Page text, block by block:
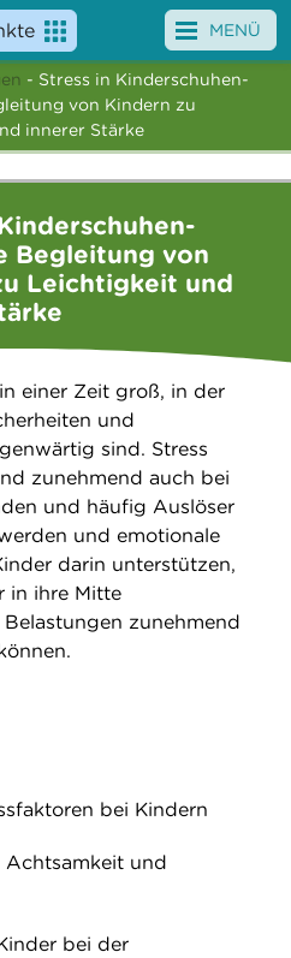
MENÜ
- Stress in Kinderschuhen-
von Kindern zu
innerer Stärke
Begleitung von
Leichtigkeit und
einer Zeit groß, in der
und
sind. Stress
zunehmend auch bei
und häufig Auslöser
und emotionale
darin unterstützen,
in ihre Mitte
zunehmend
bei Kindern
und
bei der